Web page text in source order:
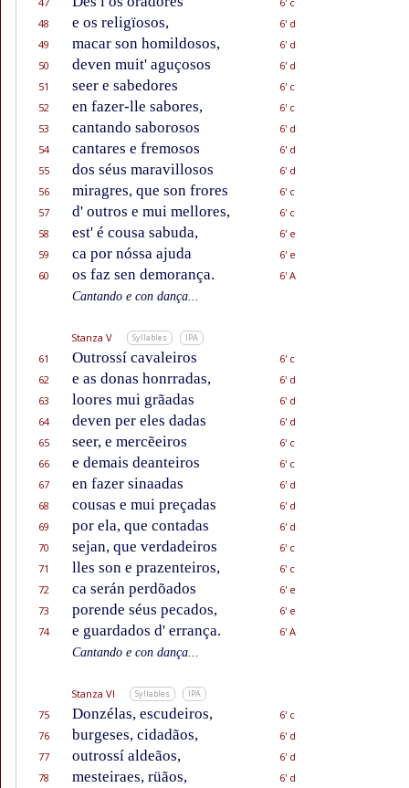
48
e os religïosos,
6' d
49
macar son homildosos,
6' d
50
deven muit' aguçosos
6' d
51
seer e sabedores
6' c
52
en fazer-lle sabores,
6' c
53
cantando saborosos
6' d
54
cantares e fremosos
6' d
55
dos séus maravillosos
6' d
56
miragres, que son frores
6' c
57
d' outros e mui mellores,
6' c
58
est' é cousa sabuda,
6' e
59
ca por nóssa ajuda
6' e
60
os faz sen demorança.
6' A
Cantando e con dança...
Stanza V Syllables IPA
61 Outrossí cavaleiros
6' c
62
e as donas honrradas,
6' d
63
loores mui grãadas
6' d
64
deven per eles dadas
6' d
65
seer, e mercẽeiros
6' c
66
e demais deanteiros
6' c
67
en fazer sinaadas
6' d
68
cousas e mui preçadas
6' d
69
por ela, que contadas
6' d
70
sejan, que verdadeiros
6' c
71
lles son e prazenteiros,
6' c
72
ca serán perdõados
6' e
73
porende séus pecados,
6' e
74
e guardados d' errança.
6' A
Cantando e con dança...
Stanza VI Syllables IPA
75 Donzélas, escudeiros,
6' c
76
burgeses, cidadãos,
6' d
77
outrossí aldeãos,
6' d
78
mesteiraes, rüãos,
6' d